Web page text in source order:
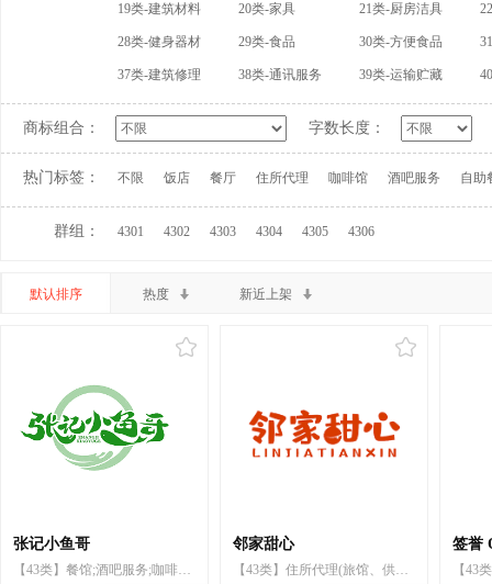
19类-建筑材料 20类-家具 21类-厨房洁具
28类-健身器材 29类-食品 30类-方便食品
37类-建筑修理 38类-通讯服务 39类-运输贮藏
商标组合： 字数长度：
热门标签： 不限 饭店 餐厅 住所代理 咖啡馆 酒吧服务 自助
群组： 4301 4302 4303 4304 4305 4306
默认排序 热度 新近上架
张记小鱼哥
【43类】餐馆;酒吧服务;咖啡馆;餐厅;住所代理（旅馆、供膳寄宿处）;养老院;饭店;寄宿处;旅馆预订;汽车旅馆
邻家甜心
【43类】住所代理(旅馆、供膳寄宿处);咖啡馆;自助餐厅;饭店;餐馆;酒吧服务;烹饪设备出租;流动饮食供应;茶馆
签誉